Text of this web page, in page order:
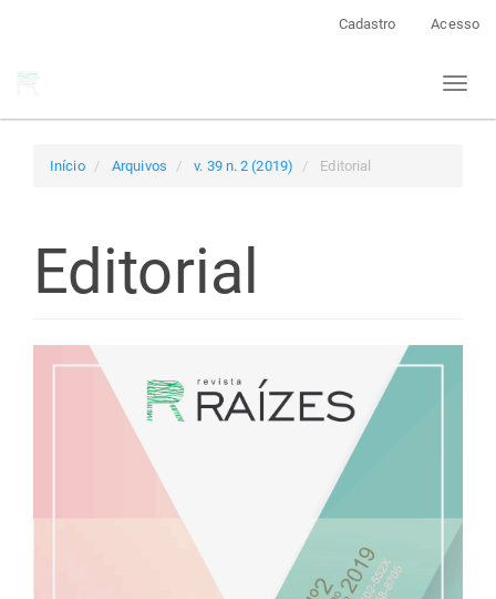
Cadastro Acesso
Toggle
Início Arquivos v. 39 n. 2 (2019) Editorial
Editorial
Barra
lateral
artigos